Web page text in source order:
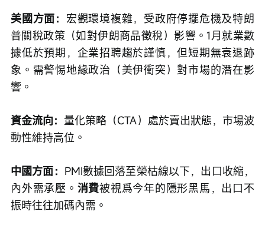
美國方面： 宏觀環境複雜，受政府停擺危機及特朗
普關稅政策（如對伊朗商品徵稅）影響。1月就業數
據低於預期，企業招聘趨於謹慎，但短期無衰退跡
象。需警惕地緣政治（美伊衝突）對市場的潛在影
響。
資金流向： 量化策略（CTA）處於賣出狀態，市場波
動性維持高位。
中國方面： PMI數據回落至榮枯線以下，出口收縮，
內外需承壓。 消費被視爲今年的隱形黑馬，出口不
振時往往加碼內需。